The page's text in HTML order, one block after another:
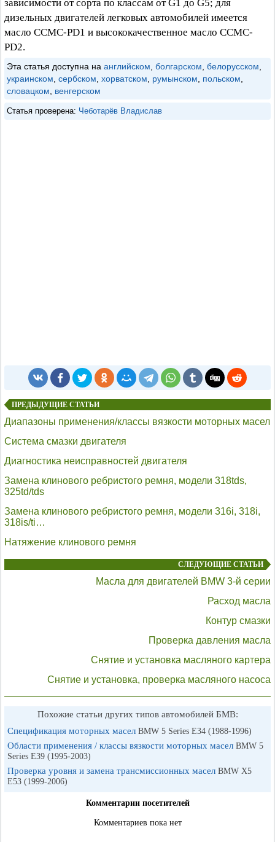
зависимости от сорта по классам от G1 до G5; для
дизельных двигателей легковых автомобилей имеется
масло CCMC-PD1 и высококачественное масло CCMC-
PD2.
Эта статья доступна на английском болгарском белорусском
украинском сербском хорватском румынском польском
словацком
венгерском
Статья проверена: Чеботарёв Владислав
ПРЕДЫДУЩИЕ СТАТЬИ
Диапазоны применения/классы вязкости моторных масел
Система смазки двигателя
Диагностика неисправностей двигателя
Замена клинового ребристого ремня, модели 318tds,
325td/tds
Замена клинового ребристого ремня, модели 316i, 318i,
318is/ti…
Натяжение клинового ремня
СЛЕДУЮЩИЕ СТАТЬИ
Масла для двигателей BMW 3-й серии
Расход масла
Контур смазки
Проверка давления масла
Снятие и установка масляного картера
Снятие и установка, проверка масляного насоса
Похожие статьи других типов автомобилей БМВ:
Спецификация моторных масел BMW 5 Series E34 (1988-1996)
Области применения / классы вязкости моторных масел BMW 5
Series E39 (1995-2003)
Проверка уровня и замена трансмиссионных масел BMW X5
E53 (1999-2006)
Комментарии посетителей
Комментариев пока нет